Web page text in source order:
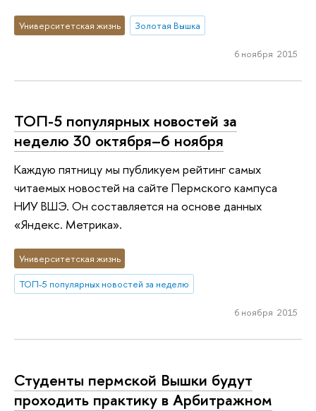
Университетская жизнь Золотая Вышка
6 ноября 2015
ТОП-5 популярных новостей за
неделю 30 октября–6 ноября
Каждую пятницу мы публикуем рейтинг самых
читаемых новостей на сайте Пермского кампуса
НИУ ВШЭ. Он составляется на основе данных
«Яндекс. Метрика».
Университетская жизнь
ТОП-5 популярных новостей за неделю
6 ноября 2015
Студенты пермской Вышки будут
проходить практику в Арбитражном